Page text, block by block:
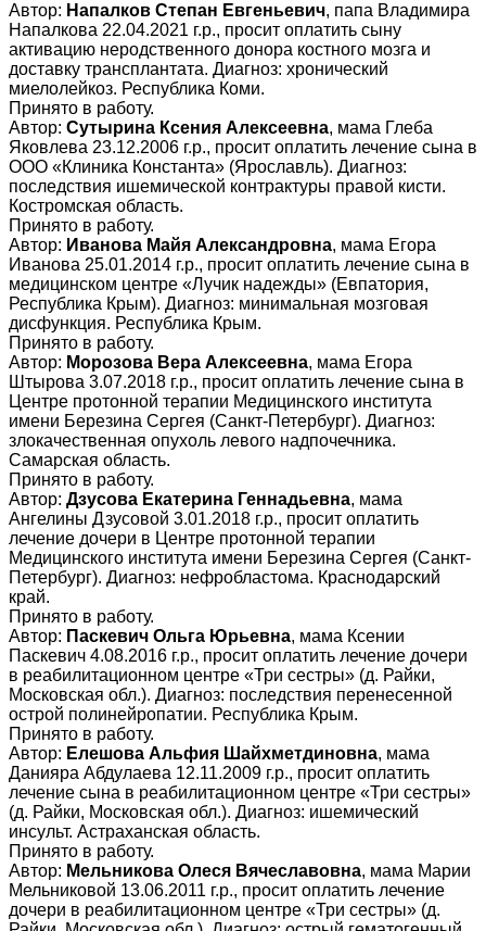
Автор: Напалков Степан Евгеньевич, папа Владимира
Напалкова 22.04.2021 г.р., просит оплатить сыну
активацию неродственного донора костного мозга и
доставку трансплантата. Диагноз: хронический
миелолейкоз. Республика Коми.
Принято в работу.
Автор: Сутырина Ксения Алексеевна, мама Глеба
Яковлева 23.12.2006 г.р., просит оплатить лечение сына в
ООО «Клиника Константа» (Ярославль). Диагноз:
последствия ишемической контрактуры правой кисти.
Костромская область.
Принято в работу.
Автор: Иванова Майя Александровна, мама Егора
Иванова 25.01.2014 г.р., просит оплатить лечение сына в
медицинском центре «Лучик надежды» (Евпатория,
Республика Крым). Диагноз: минимальная мозговая
дисфункция. Республика Крым.
Принято в работу.
Автор: Морозова Вера Алексеевна, мама Егора
Штырова 3.07.2018 г.р., просит оплатить лечение сына в
Центре протонной терапии Медицинского института
имени Березина Сергея (Санкт-Петербург). Диагноз:
злокачественная опухоль левого надпочечника.
Самарская область.
Принято в работу.
Автор: Дзусова Екатерина Геннадьевна, мама
Ангелины Дзусовой 3.01.2018 г.р., просит оплатить
лечение дочери в Центре протонной терапии
Медицинского института имени Березина Сергея (Санкт-
Петербург). Диагноз: нефробластома. Краснодарский
край.
Принято в работу.
Автор: Паскевич Ольга Юрьевна, мама Ксении
Паскевич 4.08.2016 г.р., просит оплатить лечение дочери
в реабилитационном центре «Три сестры» (д. Райки,
Московская обл.). Диагноз: последствия перенесенной
острой полинейропатии. Республика Крым.
Принято в работу.
Автор: Елешова Альфия Шайхметдиновна, мама
Данияра Абдулаева 12.11.2009 г.р., просит оплатить
лечение сына в реабилитационном центре «Три сестры»
(д. Райки, Московская обл.). Диагноз: ишемический
инсульт. Астраханская область.
Принято в работу.
Автор: Мельникова Олеся Вячеславовна, мама Марии
Мельниковой 13.06.2011 г.р., просит оплатить лечение
дочери в реабилитационном центре «Три сестры» (д.